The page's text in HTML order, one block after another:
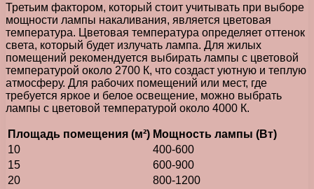
Третьим фактором, который стоит учитывать при выборе
мощности лампы накаливания, является цветовая
температура. Цветовая температура определяет оттенок
света, который будет излучать лампа. Для жилых
помещений рекомендуется выбирать лампы с цветовой
температурой около 2700 К, что создаст уютную и теплую
атмосферу. Для рабочих помещений или мест, где
требуется яркое и белое освещение, можно выбрать
лампы с цветовой температурой около 4000 К.
Площадь помещения (м²) Мощность лампы (Вт)
10
400-600
15
600-900
20
800-1200